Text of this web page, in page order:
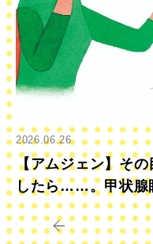
2026.06.26
【アムジェン】そ
したら……。甲状腺
すか？